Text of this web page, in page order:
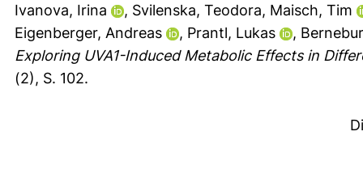
Ivanova, Irina
, Svilenska, Teodora, Maisch, Tim
Eigenberger, Andreas
, Prantl, Lukas ,
Exploring UVA1-Induced Metabolic Effects in
(2), S. 102.